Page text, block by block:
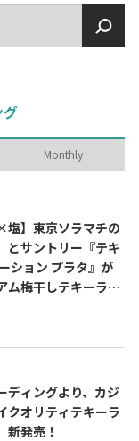
グ
Monthly
塩】東京ソラマチの
とサントリー『テキ
ション プラタ』が
ム梅干しテキーラソ
ディングより、カジ
クオリティテキーラ
新発売！